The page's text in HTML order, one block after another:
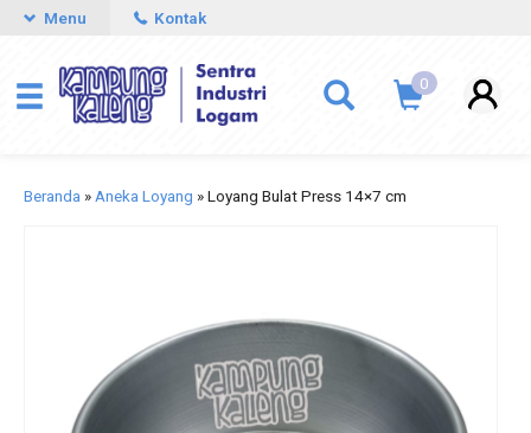
Menu Kontak
0
Beranda » Aneka Loyang »Loyang Bulat Press 14×7 cm